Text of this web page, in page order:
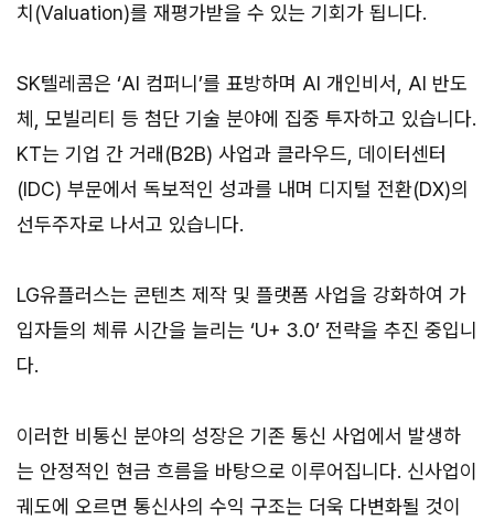
치(Valuation)를 재평가받을 수 있는 기회가 됩니다.
SK텔레콤은 ‘AI 컴퍼니’를 표방하며 AI 개인비서, AI 반도
체, 모빌리티 등 첨단 기술 분야에 집중 투자하고 있습니다.
KT는 기업 간 거래(B2B) 사업과 클라우드, 데이터센터
(IDC) 부문에서 독보적인 성과를 내며 디지털 전환(DX)의
선두주자로 나서고 있습니다.
LG유플러스는 콘텐츠 제작 및 플랫폼 사업을 강화하여 가
입자들의 체류 시간을 늘리는 ‘U+ 3.0’ 전략을 추진 중입니
다.
이러한 비통신 분야의 성장은 기존 통신 사업에서 발생하
는 안정적인 현금 흐름을 바탕으로 이루어집니다. 신사업이
궤도에 오르면 통신사의 수익 구조는 더욱 다변화될 것이